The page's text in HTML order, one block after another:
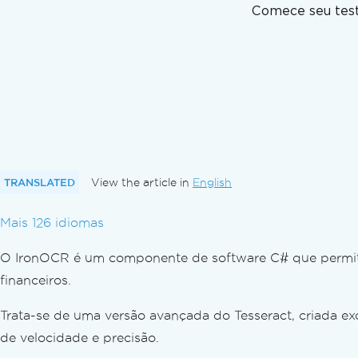
Região OCR de uma imagem
Destaque textos como imagens
Depuração
Contatar o Suporte Técnico
Perguntas frequentes
Por que IronOCR e não Tesseract?
Comece seu
TRANSLATED View the article in English
Mais 126 idiomas
O IronOCR é um componente de software C# que
financeiros.
Trata-se de uma versão avançada do Tesseract, criada
de velocidade e precisão.